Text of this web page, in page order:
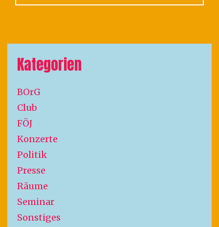
Kategorien
BOrG
Club
FÖJ
Konzerte
Politik
Presse
Räume
Seminar
Sonstiges